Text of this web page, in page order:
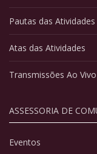
Pautas das Atividades
Atas das Atividades
Transmissões Ao Vivo
ASSESSORIA DE
Eventos